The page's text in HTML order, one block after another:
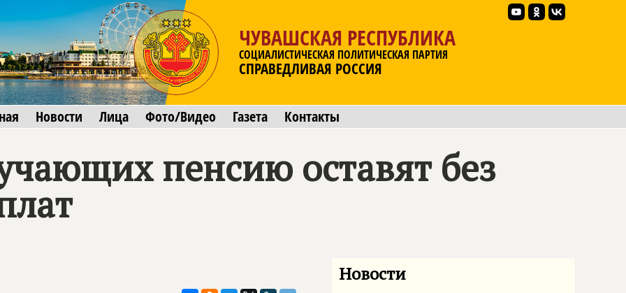
ЧУВАШСКАЯ РЕСПУБЛИКА
СОЦИАЛИСТИЧЕСКАЯ ПОЛИТИЧЕСКАЯ ПАРТИЯ
СПРАВЕДЛИВАЯ РОССИЯ
Новости Лица Фото/Видео Газета Контакты
пенсию оставят без
Новости